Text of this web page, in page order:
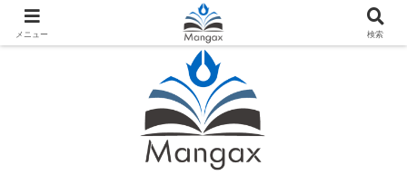
人気おすすめ漫画紹介ならMangax（マンガックス）
メニュー 検索